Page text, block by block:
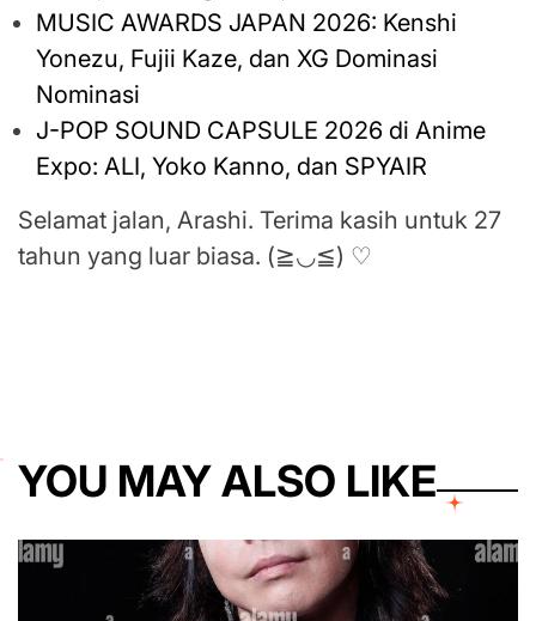
MUSIC AWARDS JAPAN 2026: Kenshi
Yonezu, Fujii Kaze, dan XG Dominasi
Nominasi
J-POP SOUND CAPSULE 2026 di Anime
Expo: ALI, Yoko Kanno, dan SPYAIR
Selamat jalan, Arashi. Terima kasih untuk 27
tahun yang luar biasa. (≧◡≦) ♡
YOU MAY ALSO LIKE